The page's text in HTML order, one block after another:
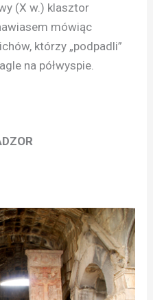
(X w.) klasztor
mówiąc
którzy „podpadli”
na półwyspie.